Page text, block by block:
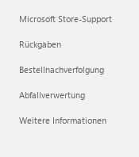
Microsoft Store-Support
Rückgaben
Bestellnachverfolgung
Abfallverwertung
Weitere Informationen